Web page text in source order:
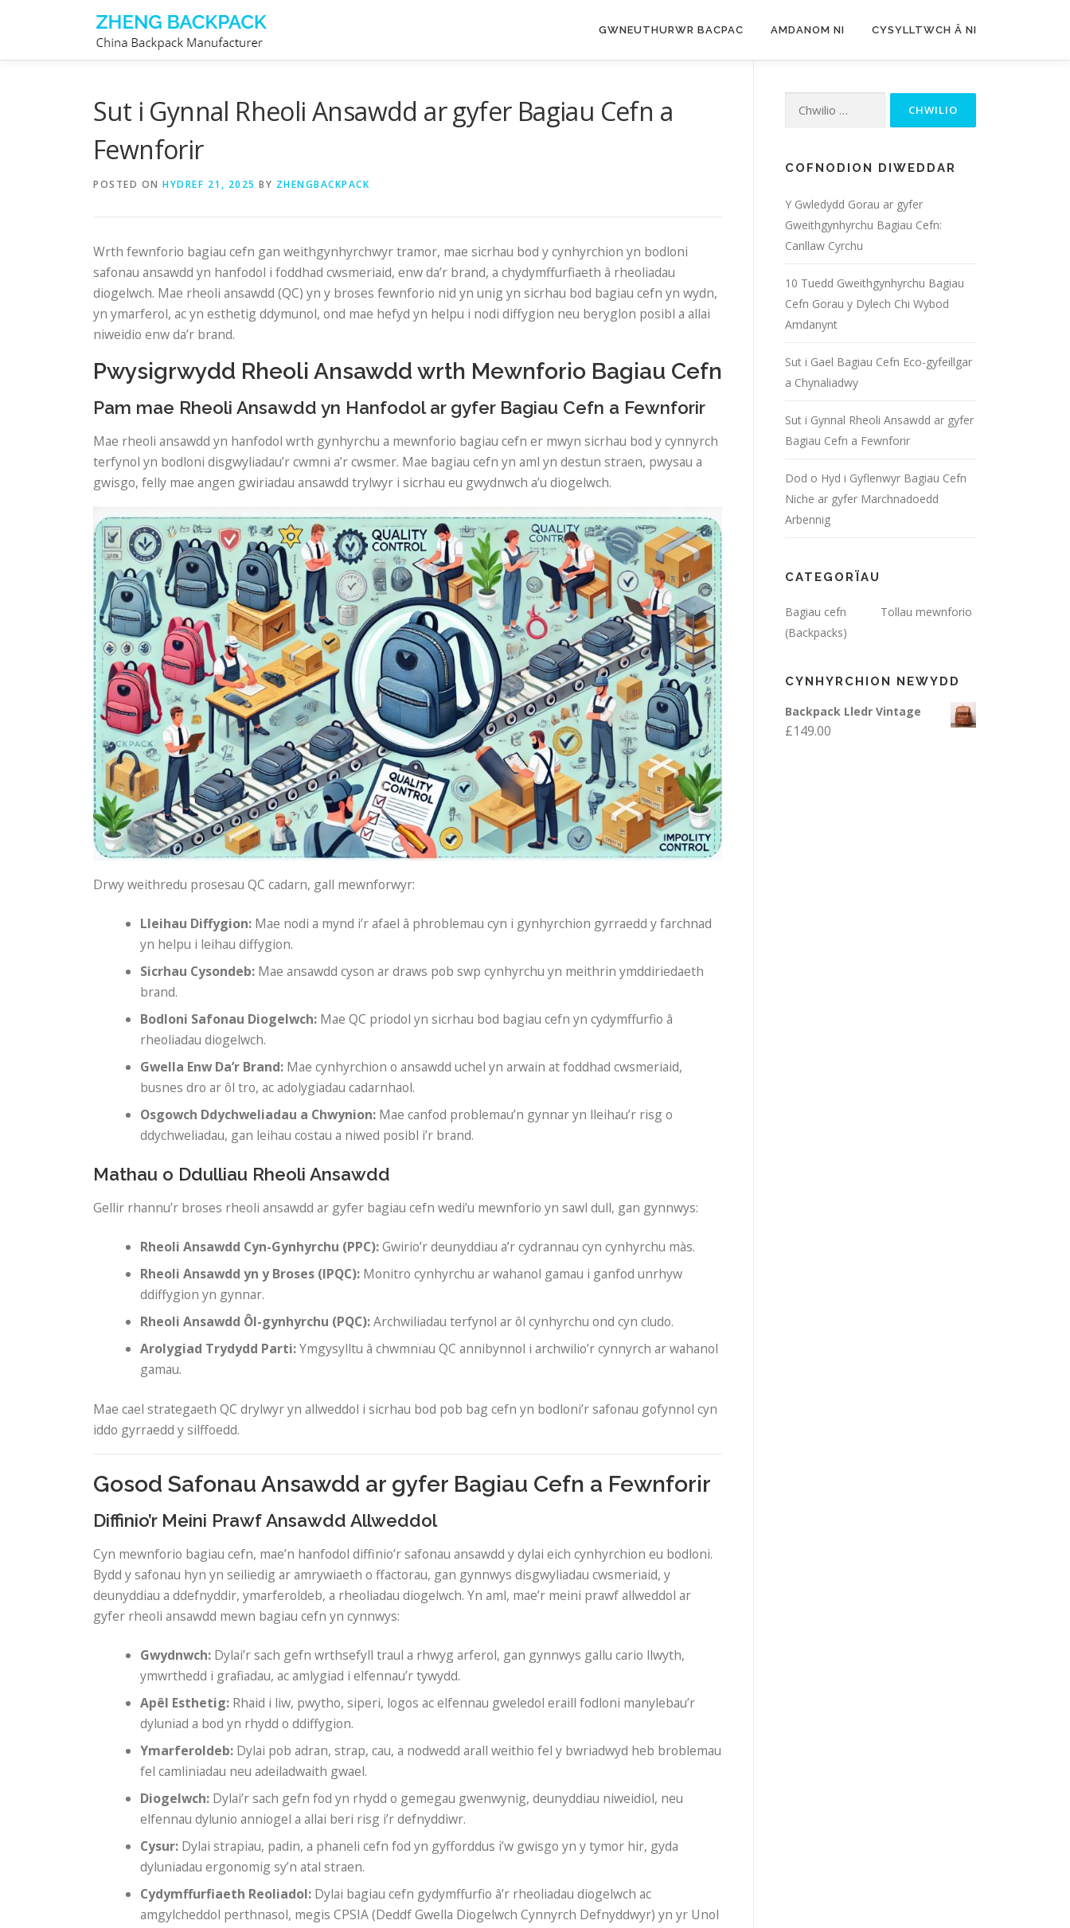
GWNEUTHURWR BACPAC AMDANOM NI CYSYLLTWCH Â NI
Sut i Gynnal Rheoli Ansawdd ar gyfer Bagiau Cefn a
Fewnforir
POSTED ON HYDREF 21, 2025 BY ZHENGBACKPACK
Wrth fewnforio bagiau cefn gan weithgynhyrchwyr tramor, mae sicrhau bod y cynhyrchion yn bodloni
safonau ansawdd yn hanfodol i foddhad cwsmeriaid, enw da’r brand, a chydymffurfiaeth â rheoliadau
diogelwch. Mae rheoli ansawdd (QC) yn y broses fewnforio nid yn unig yn sicrhau bod bagiau cefn yn wydn,
yn ymarferol, ac yn esthetig ddymunol, ond mae hefyd yn helpu i nodi diffygion neu beryglon posibl a allai
niweidio enw da’r brand.
Pwysigrwydd Rheoli Ansawdd wrth Mewnforio Bagiau Cefn
Pam mae Rheoli Ansawdd yn Hanfodol ar gyfer Bagiau Cefn a Fewnforir
Mae rheoli ansawdd yn hanfodol wrth gynhyrchu a mewnforio bagiau cefn er mwyn sicrhau bod y cynnyrch
terfynol yn bodloni disgwyliadau’r cwmni a’r cwsmer. Mae bagiau cefn yn aml yn destun straen, pwysau a
gwisgo, felly mae angen gwiriadau ansawdd trylwyr i sicrhau eu gwydnwch a’u diogelwch.
Drwy weithredu prosesau QC cadarn, gall mewnforwyr:
Lleihau Diffygion: Mae nodi a mynd i’r afael â phroblemau cyn i gynhyrchion gyrraedd y farchnad
yn helpu i leihau diffygion.
Sicrhau Cysondeb: Mae ansawdd cyson ar draws pob swp cynhyrchu yn meithrin ymddiriedaeth
brand.
Bodloni Safonau Diogelwch: Mae QC priodol yn sicrhau bod bagiau cefn yn cydymffurfio â
rheoliadau diogelwch.
Gwella Enw Da’r Brand: Mae cynhyrchion o ansawdd uchel yn arwain at foddhad cwsmeriaid,
busnes dro ar ôl tro, ac adolygiadau cadarnhaol.
Osgowch Ddychweliadau a Chwynion: Mae canfod problemau’n gynnar yn lleihau’r risg o
ddychweliadau, gan leihau costau a niwed posibl i’r brand.
Mathau o Ddulliau Rheoli Ansawdd
Gellir rhannu’r broses rheoli ansawdd ar gyfer bagiau cefn wedi’u mewnforio yn sawl dull, gan gynnwys:
Rheoli Ansawdd Cyn-Gynhyrchu (PPC):Gwirio’r deunyddiau a’r cydrannau cyn cynhyrchu màs.
Rheoli Ansawdd yn y Broses (IPQC): Monitro cynhyrchu ar wahanol gamau i ganfod unrhyw
ddiffygion yn gynnar.
Rheoli Ansawdd Ôl-gynhyrchu (PQC):Archwiliadau terfynol ar ôl cynhyrchu ond cyn cludo.
Arolygiad Trydydd Parti:Ymgysylltu â chwmnïau QC annibynnol i archwilio’r cynnyrch ar wahanol
gamau.
Mae cael strategaeth QC drylwyr yn allweddol i sicrhau bod pob bag cefn yn bodloni’r safonau gofynnol cyn
iddo gyrraedd y silffoedd.
Gosod Safonau Ansawdd ar gyfer Bagiau Cefn a Fewnforir
Diffinio’r Meini Prawf Ansawdd Allweddol
Cyn mewnforio bagiau cefn, mae’n hanfodol diffinio’r safonau ansawdd y dylai eich cynhyrchion eu bodloni.
Bydd y safonau hyn yn seiliedig ar amrywiaeth o ffactorau, gan gynnwys disgwyliadau cwsmeriaid, y
deunyddiau a ddefnyddir, ymarferoldeb, a rheoliadau diogelwch. Yn aml, mae’r meini prawf allweddol ar
gyfer rheoli ansawdd mewn bagiau cefn yn cynnwys:
Gwydnwch: Dylai’r sach gefn wrthsefyll traul a rhwyg arferol, gan gynnwys gallu cario llwyth,
ymwrthedd i grafiadau, ac amlygiad i elfennau’r tywydd.
Apêl Esthetig: Rhaid i liw, pwytho, siperi, logos ac elfennau gweledol eraill fodloni manylebau’r
dyluniad a bod yn rhydd o ddiffygion.
Ymarferoldeb: Dylai pob adran, strap, cau, a nodwedd arall weithio fel y bwriadwyd heb broblemau
fel camliniadau neu adeiladwaith gwael.
Diogelwch: Dylai’r sach gefn fod yn rhydd o gemegau gwenwynig, deunyddiau niweidiol, neu
elfennau dylunio anniogel a allai beri risg i’r defnyddiwr.
Cysur: Dylai strapiau, padin, a phaneli cefn fod yn gyfforddus i’w gwisgo yn y tymor hir, gyda
dyluniadau ergonomig sy’n atal straen.
Cydymffurfiaeth Reoliadol: Dylai bagiau cefn gydymffurfio â’r rheoliadau diogelwch ac
amgylcheddol perthnasol, megis CPSIA (Deddf Gwella Diogelwch Cynnyrch Defnyddwyr) yn yr Unol
Chwilio
COFNODION DIWEDDAR
Y Gwledydd Gorau ar gyfer
Gweithgynhyrchu Bagiau Cefn:
Canllaw Cyrchu
10 Tuedd Gweithgynhyrchu Bagiau
Cefn Gorau y Dylech Chi Wybod
Amdanynt
Sut i Gael Bagiau Cefn Eco-gyfeillgar
a Chynaliadwy
Sut i Gynnal Rheoli Ansawdd ar gyfer
Bagiau Cefn a Fewnforir
Dod o Hyd i Gyflenwyr Bagiau Cefn
Niche ar gyfer Marchnadoedd
Arbennig
CATEGORÏAU
Bagiau cefn
(Backpacks)
Tollau mewnforio
CYNHYRCHION NEWYDD
Backpack Lledr Vintage
£149.00